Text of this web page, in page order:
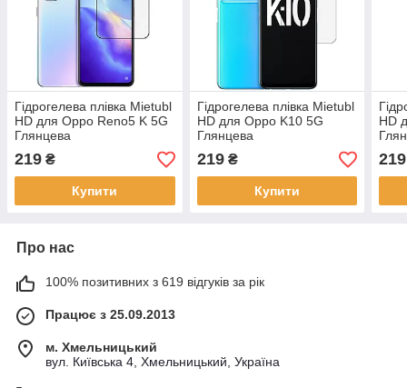
Гідрогелева плівка Mietubl
HD для Oppo Reno5 K 5G
Глянцева
219 ₴
Купити
Гідрогелева плівка Mietubl
HD для Oppo K10 5G
Глянцева
219₴
Купити
HD
219
Про нас
100% позитивних з 619 відгуків за рік
Працює з 25.09.2013
м. Хмельницький
вул. Київська 4, Хмельницький, Україна